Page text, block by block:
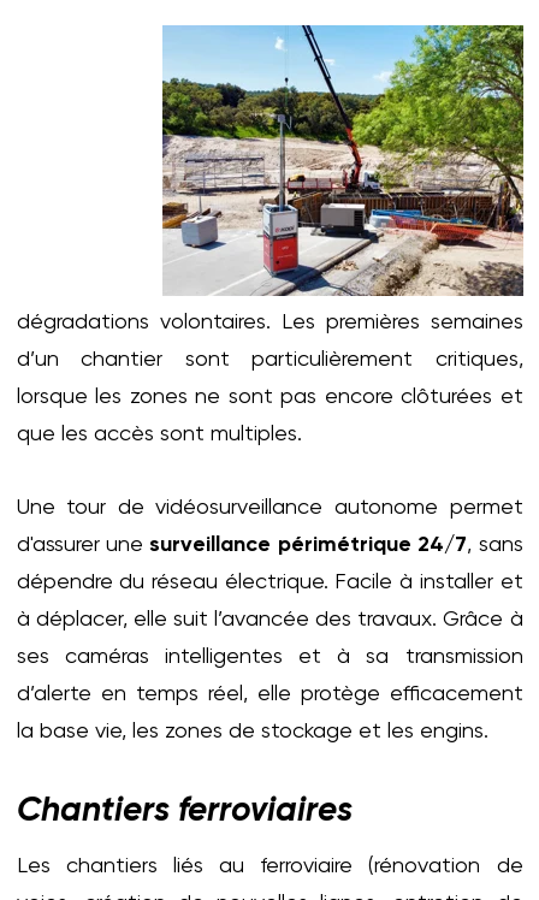
dégradations volontaires. Les premières semaines
d’un chantier sont particulièrement critiques,
lorsque les zones ne sont pas encore clôturées et
que les accès sont multiples.
Une tour de vidéosurveillance autonome permet
d'assurer unesurveillance périmétrique 24/7, sans
dépendre du réseau électrique. Facile à installer et
à déplacer, elle suit l’avancée des travaux. Grâce à
ses caméras intelligentes et à sa transmission
d’alerte en temps réel, elle protège efficacement
la base vie, les zones de stockage et les engins.
Chantiers ferroviaires
Les chantiers liés au ferroviaire (rénovation de